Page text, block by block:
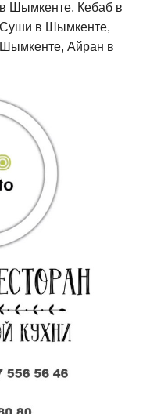
Шымкенте, Кебаб в
в Шымкенте,
Айран в